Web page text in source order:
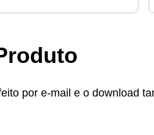
por e-mail e o download